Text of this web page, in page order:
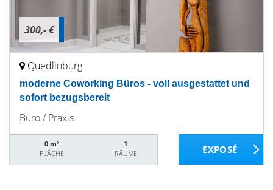
300,- €
Quedlinburg
moderne Coworking Büros - voll ausgestattet und
sofort bezugsbereit
Büro / Praxis
0 m²
FLÄCHE
1
RÄUME